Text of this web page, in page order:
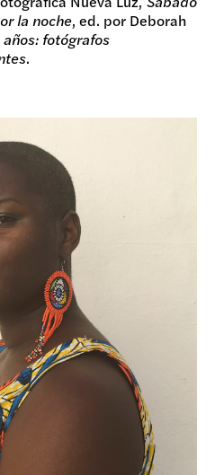
la noche, ed. por Deborah
fotógrafos
.